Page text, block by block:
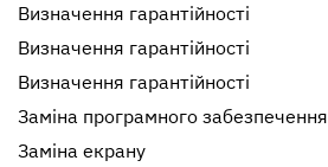
Визначення гарантійності
Визначення гарантійності
Визначення гарантійності
Заміна програмного забезпечення
Заміна екрану